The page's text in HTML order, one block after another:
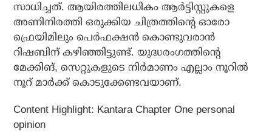
സാധിച്ചത്. ആയിരത്തിലധികം ആര്‍ട്ടിസ്റ്റുകളെ
അണിനിരത്തി ഒരുക്കിയ ചിത്രത്തിന്റെ ഓരോ
ഫ്രെയിമിലും പെര്‍ഫക്ഷന്‍ കൊണ്ടുവരാന്‍
റിഷബിന് കഴിഞ്ഞിട്ടുണ്ട്. യുദ്ധരംഗത്തിന്റെ
മേക്കിങ്, സെറ്റുകളുടെ നിര്‍മാണം എല്ലാം നൂറില്‍
നൂറ് മാര്‍ക്ക് കൊടുക്കേണ്ടവയാണ്.
Content Highlight: Kantara Chapter One personal
opinion